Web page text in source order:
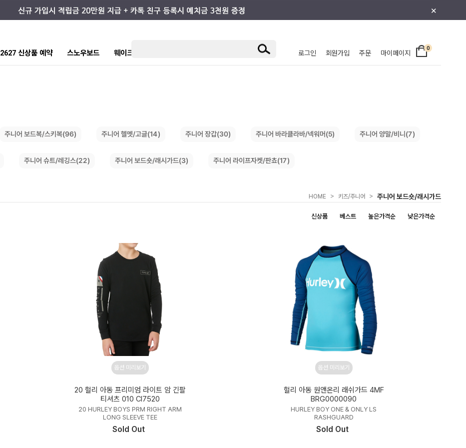
×
2627 신상품 예약 스노우보드 웨이크/서핑 키즈/주니어 로그인 회원가입 주문 마이페이지
0
주니어 보드복/스키복(96) 주니어 헬멧/고글(14) 주니어 장갑(30) 주니어 바라클라바/넥워머(5) 주니어 양말/비니(7)
주니어 슈트/레깅스(22) 주니어 보드숏/래시가드(3) 주니어 라이프자켓/판쵸(17)
HOME > 키즈/주니어 > 주니어 보드숏/래시가드
신상품 베스트 높은가격순 낮은가격순
옵션 미리보기
20 헐리 아동 프리미엄 라이트 암 긴팔
티셔츠 010 CI7520
20 HURLEY BOYS PRM RIGHT ARM
LONG SLEEVE TEE
Sold Out
옵션 미리보기
헐리 아동 원앤온리 래쉬가드 4MF
BRG0000090
HURLEY BOY ONE & ONLY LS
RASHGUARD
Sold Out